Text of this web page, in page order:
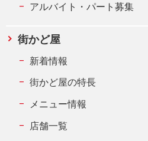
アルバイト・パート募集
街かど屋
新着情報
街かど屋の特長
メニュー情報
店舗一覧